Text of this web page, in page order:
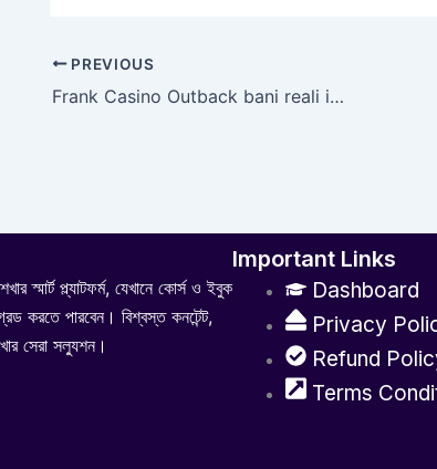
PREVIOUS
Frank Casino Outback bani reali i?i deschis ?ansa de a juca performan?e pentru numerar real
প্ল্যাটফর্ম, যেখানে কোর্স ও ইবুক
করতে পারবেন। বিশ্বস্ত কনটেন্ট,
সেরা সল্যুশন।
Important Links
Dashboard
Privacy
Refund
Terms